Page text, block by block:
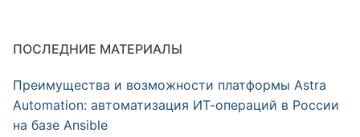
ПОСЛЕДНИЕ МАТЕРИАЛЫ
Преимущества и возможности платформы Astra
Automation: автоматизация ИТ-операций в России
на базе Ansible